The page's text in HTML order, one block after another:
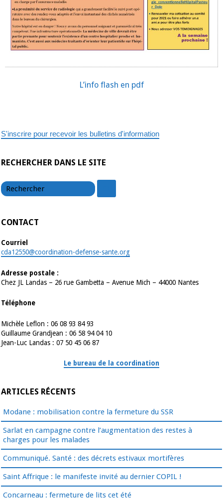
L’info flash en pdf
S'inscrire pour recevoir les bulletins d'information
RECHERCHER DANS LE SITE
CONTACT
Courriel
cda12550@coordination-defense-sante.org
Adresse postale :
Chez JL Landas – 26 rue Gambetta – Avenue Mich – 44000 Nantes
Téléphone
Michèle Leflon : 06 08 93 84 93
Guillaume Grandjean : 06 58 94 04 10
Jean-Luc Landas : 07 50 45 06 87
Le bureau de la coordination
ARTICLES RÉCENTS
Modane : mobilisation contre la fermeture du SSR
Sarlat en campagne contre l’augmentation des restes à
charges pour les malades
Communiqué. Santé : des décrets estivaux mortifères
Saint Affrique : le manifeste invité au dernier COPIL !
Concarneau : fermeture de lits cet été